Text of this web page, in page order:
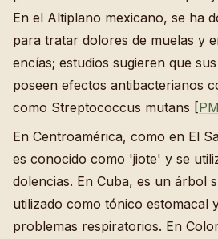
En el Altiplano mexicano, se ha
para tratar dolores de muelas y
encías; estudios sugieren que
poseen efectos antibacterianos
como Streptococcus mutans [
En Centroamérica, como en El
es conocido como 'jiote' y se
dolencias. En Cuba, es un árbol
utilizado como tónico estomacal
problemas respiratorios. En